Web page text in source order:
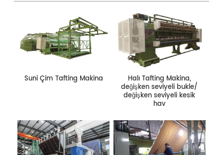
Suni Çim Tafting Makina
Halı Tafting Makina,
değişken seviyeli bukle/
değişken seviyeli kesik
hav